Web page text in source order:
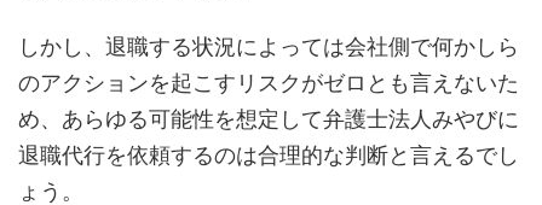
しかし、退職する状況によっては会社側で何かしら
のアクションを起こすリスクがゼロとも言えないた
め、あらゆる可能性を想定して弁護士法人みやびに
退職代行を依頼するのは合理的な判断と言えるでし
ょう。